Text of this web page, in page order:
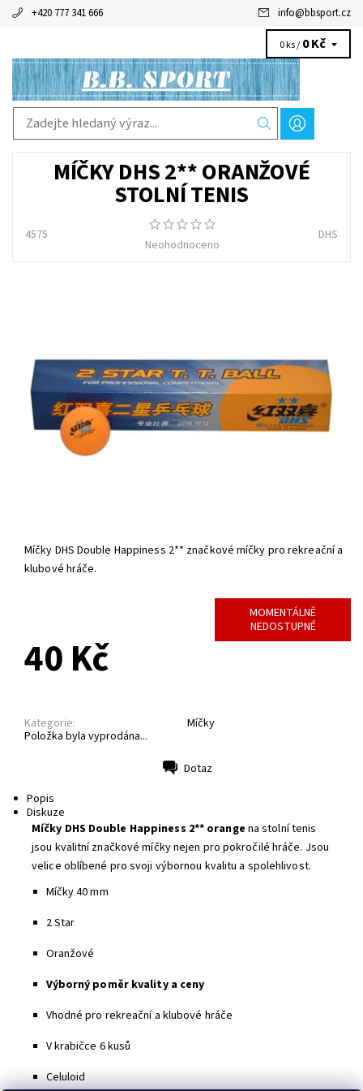
+420 777 341 666 info@bbsport.cz
0 ks / 0 Kč
MÍČKY DHS 2** ORANŽOVÉ
STOLNÍ TENIS
4575
Neohodnoceno
DHS
Míčky DHS Double Happiness 2** značkové míčky pro rekreační a
klubové hráče.
MOMENTÁLNĚ
NEDOSTUPNÉ
40 Kč
Kategorie:
Míčky
Položka byla vyprodána...
Dotaz
Popis
Diskuze
Míčky DHS Double Happiness 2** orange na stolní tenis
jsou kvalitní značkové míčky nejen pro pokročilé hráče. Jsou
velice oblíbené pro svoji výbornou kvalitu a spolehlivost.
Míčky 40 mm
2 Star
Oranžové
Výborný poměr kvality a ceny
Vhodné pro rekreační a klubové hráče
V krabičce 6 kusů
Celuloid